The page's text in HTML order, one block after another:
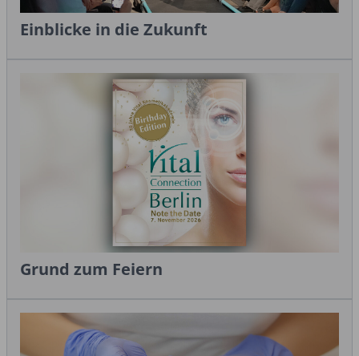
Einblicke in die Zukunft
Grund zum Feiern